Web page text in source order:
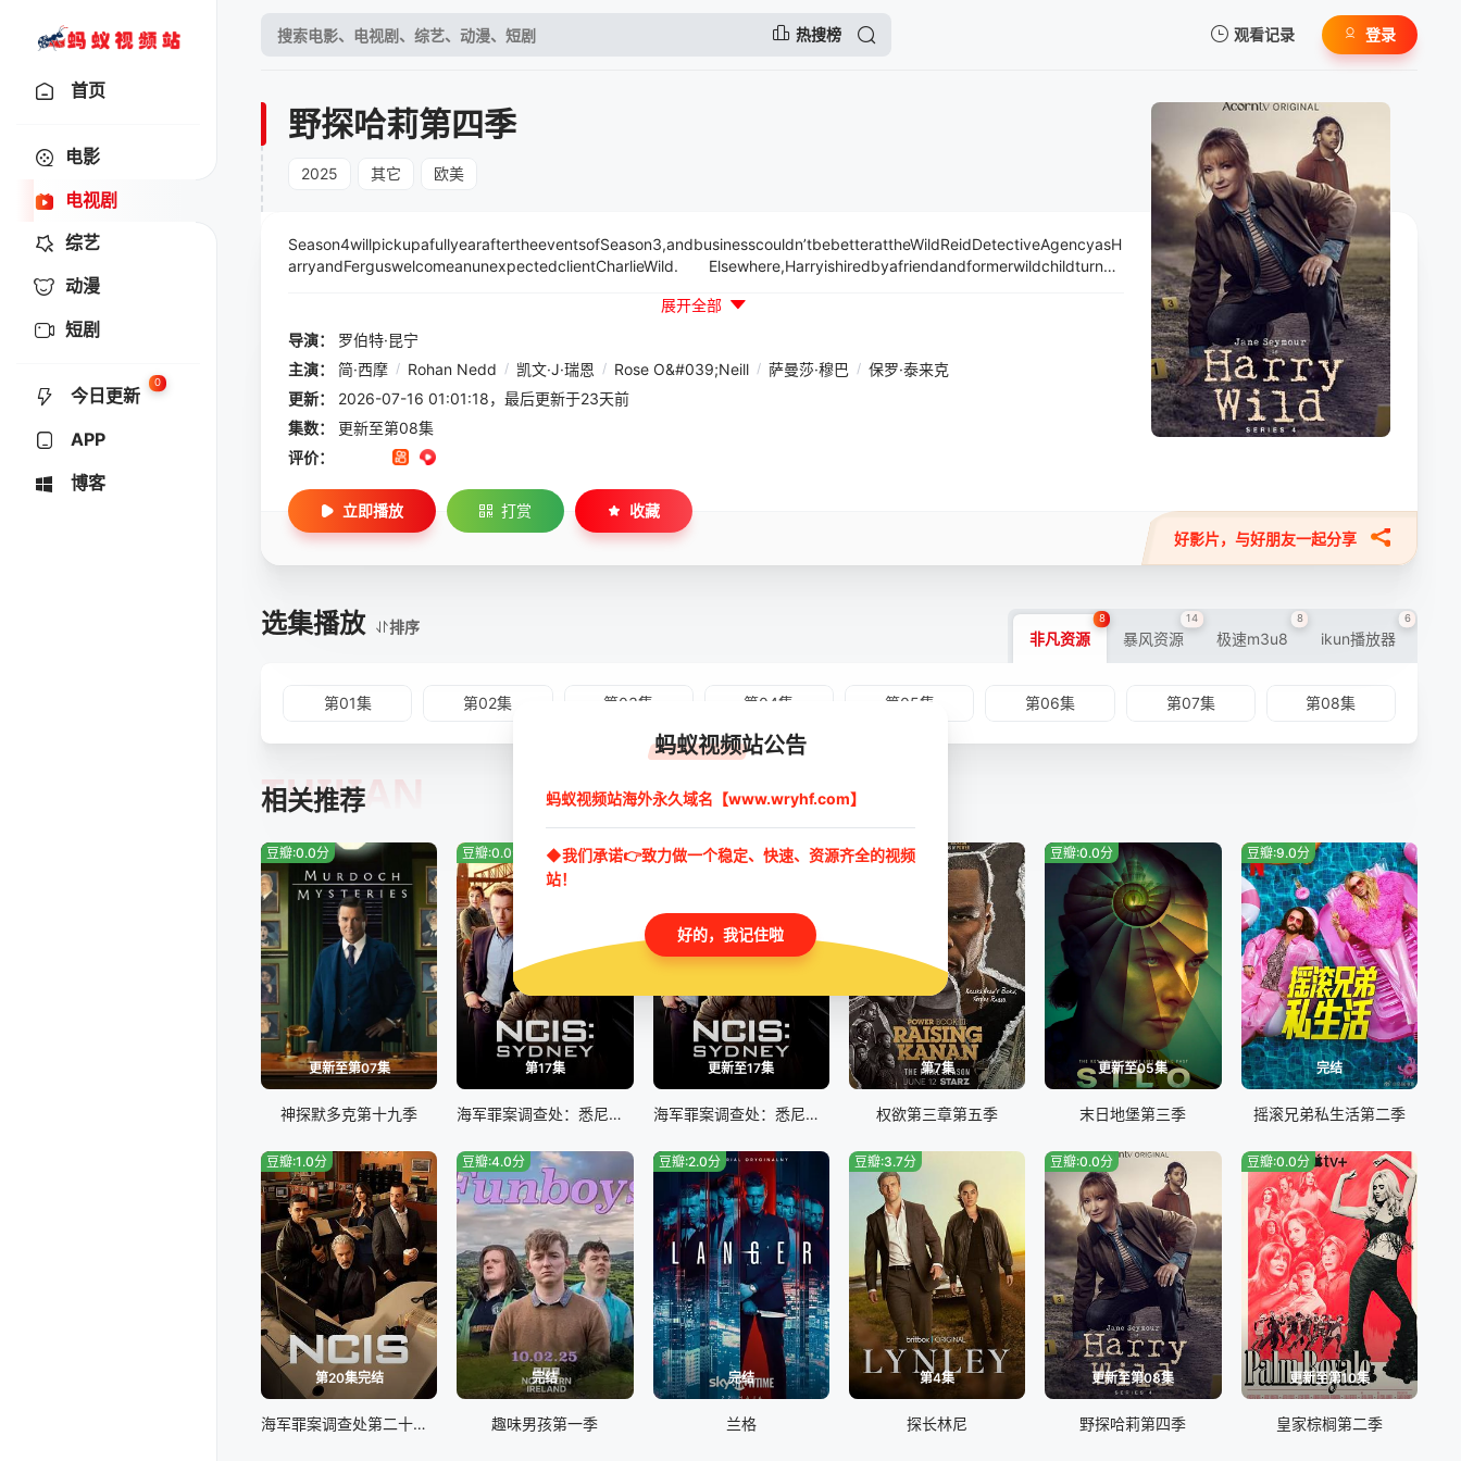
热搜榜 观看记录
暂无观看影片的记录
登录
首页
电影
电视剧
综艺
动漫
短剧
今日更新
0
APP
博客
野探哈莉第四季
2025 其它 欧美
Season4willpickupafullyearaftertheeventsofSeason3,andbusinesscouldn’tbebetterattheWildReidDetectiveAgencyasH
arryandFerguswelcomeanunexpectedclientCharlieWild. Elsewhere,Harryishiredbyafriendandformerwildchildturned
hesametimeasLolaarethreatenedwhenshegetsanincredibleoffertostudyabroad.
展开全部
导演：
罗伯特·昆宁
主演：
简·西摩 / Rohan Nedd / 凯文·J·瑞恩 / Rose O&#039;Neill / 萨曼莎·穆巴 / 保罗·泰来克
更新：
2026-07-16 01:01:18，最后更新于23天前
集数：
更新至第08集
评价：
好影片，与好朋友一起分享
立即播放 打赏 收藏
选集播放 排序
非凡资源
8
暴风资源
14
极速m3u8
8
ikun播放器
6
第01集 第02集 第03集 第04集 第05集 第06集 第07集 第08集
相关推荐
TUIJIAN
更新至第07集
豆瓣:0.0分
神探默多克第十九季
第17集
豆瓣:0.0分
海军罪案调查处：悉尼第三季
更新至17集
豆瓣:2.9分
海军罪案调查处：悉尼第三季
第7集
豆瓣:0.0分
权欲第三章第五季
更新至05集
豆瓣:0.0分
末日地堡第三季
完结
豆瓣:9.0分
摇滚兄弟私生活第二季
第20集完结
豆瓣:1.0分
海军罪案调查处第二十三季
完结
豆瓣:4.0分
趣味男孩第一季
完结
豆瓣:2.0分
兰格
第4集
豆瓣:3.7分
探长林尼
更新至第08集
豆瓣:0.0分
野探哈莉第四季
更新至第10集
豆瓣:0.0分
皇家棕榈第二季
蚂蚁视频站公告
蚂蚁视频站海外永久域名【www.wryhf.com】
◆我们承诺👉致力做一个稳定、快速、资源齐全的视频
站！
好的，我记住啦